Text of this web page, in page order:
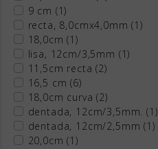
9 cm (1)
recta, 8,0cmx4,0mm(1)
18,0cm(1)
lisa, 12cm/3,5mm (1)
11,5cm recta(2)
16,5 cm(6)
18,0cm curva(2)
dentada, 12cm/3,5mm.(1)
dentada, 12cm/2,5mm(1)
20,0cm(1)